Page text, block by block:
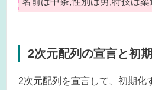
2次元配列の宣言と初
2次元配列を宣言して、初期化